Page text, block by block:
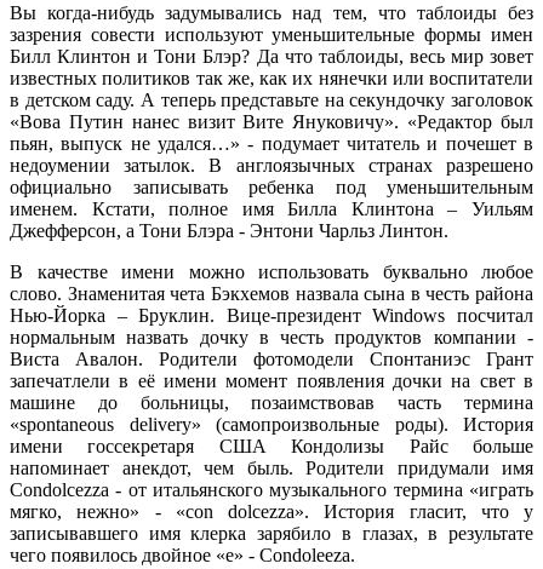
Вы когда-нибудь задумывались над тем, что таблоиды без
зазрения совести используют уменьшительные формы имен
Билл Клинтон и Тони Блэр? Да что таблоиды, весь мир зовет
известных политиков так же, как их нянечки или воспитатели
в детском саду. А теперь представьте на секундочку заголовок
«Вова Путин нанес визит Вите Януковичу». «Редактор был
пьян, выпуск не удался…» - подумает читатель и почешет в
недоумении затылок. В англоязычных странах разрешено
официально записывать ребенка под уменьшительным
именем. Кстати, полное имя Билла Клинтона – Уильям
Джефферсон, а Тони Блэра - Энтони Чарльз Линтон.
В качестве имени можно использовать буквально любое
слово. Знаменитая чета Бэкхемов назвала сына в честь района
Нью-Йорка – Бруклин. Вице-президент Windows посчитал
нормальным назвать дочку в честь продуктов компании -
Виста Авалон. Родители фотомодели Спонтаниэс Грант
запечатлели в её имени момент появления дочки на свет в
машине до больницы, позаимствовав часть термина
«spontaneous delivery» (самопроизвольные роды). История
имени госсекретаря США Кондолизы Райс больше
напоминает анекдот, чем быль. Родители придумали имя
Condolcezza - от итальянского музыкального термина «играть
мягко, нежно» - «con dolcezza». История гласит, что у
записывавшего имя клерка зарябило в глазах, в результате
чего появилось двойное «е» - Condoleeza.